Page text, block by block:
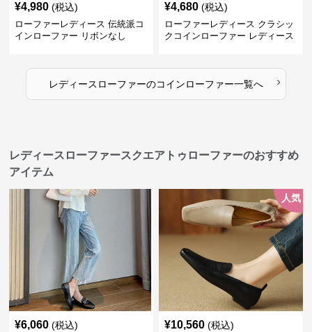
¥4,980 (税込)
ローファーレディース 伝統派コ
インローファー リボンなし
¥4,680 (税込)
ローファーレディース クラシッ
クコインローファー レディース
レディースローファーのコインローファー一覧へ ›
レディースローファースクエアトゥローファーのおすすめ
アイテム
¥6,060 (税込)
人気
¥10,560 (税込)